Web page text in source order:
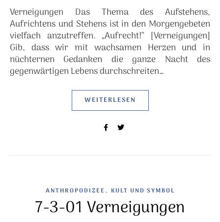
Verneigungen Das Thema des Aufstehens,
Aufrichtens und Stehens ist in den Morgengebeten
vielfach anzutreffen. „Aufrecht!“ [Verneigungen]
Gib, dass wir mit wachsamen Herzen und in
nüchternen Gedanken die ganze Nacht des
gegenwärtigen Lebens durchschreiten…
WEITERLESEN
ANTHROPODIZEE , KULT UND SYMBOL
7-3-01 Verneigungen